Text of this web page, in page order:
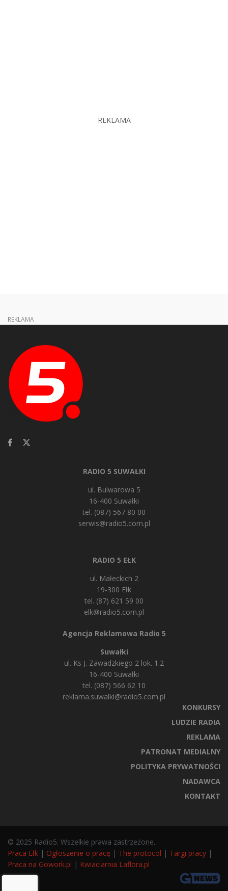
REKLAMA
REKLAMA
RADIO 5 SUWAŁKI
ul. Bulwarowa 5
16-400 Suwałki
tel. (087) 567 80 00
serwis@radio5.com.pl
RADIO 5 EŁK
ul. Małeckich 2
19-300 Ełk
tel. (87) 621 59 00
elk@radio5.com.pl
Agencja Reklamowa Radio 5
Suwałki
ul. Ks J. Zawadzkiego 2 lok. 1.2
16-400 Suwałki
tel. (087) 566 62 10
reklama.suwalki@radio5.com.pl
KONKURSY
LUDZIE RADIA
REKLAMA
PATRONAT MEDIALNY
POLITYKA PRYWATNOŚCI
NADAWCA
KONTAKT
© 2025 Radio5. Wszelkie prawa zastrzeżone.
Praca Ełk | Ogłoszenie o pracę | The protocol | Targi pracy |
Praca na Gowork.pl | Kwiaciarnia Laflora.pl